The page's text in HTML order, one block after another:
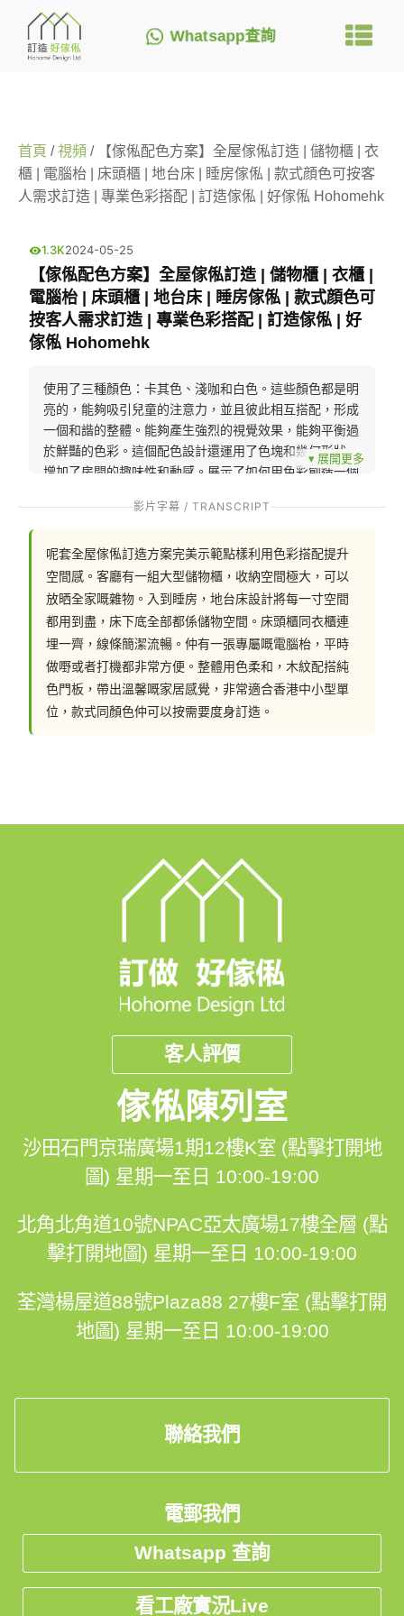
Whatsapp查詢
首頁 /視頻 / 【傢俬配色方案】全屋傢俬訂造 | 儲物櫃 | 衣
櫃 | 電腦枱 | 床頭櫃 | 地台床 | 睡房傢俬 | 款式顔色可按客
人需求訂造 | 專業色彩搭配 | 訂造傢俬 | 好傢俬 Hohomehk
1.3K2024-05-25
【傢俬配色方案】全屋傢俬訂造 | 儲物櫃 | 衣櫃 |
電腦枱 | 床頭櫃 | 地台床 | 睡房傢俬 | 款式顔色可
按客人需求訂造 | 專業色彩搭配 | 訂造傢俬 | 好
傢俬 Hohomehk
使用了三種顏色：卡其色、淺咖和白色。這些顏色都是明
亮的，能夠吸引兒童的注意力，並且彼此相互搭配，形成
一個和諧的整體。能夠產生強烈的視覺效果，能夠平衡過
於鮮豔的色彩。這個配色設計還運用了色塊和幾何形狀，
增加了房間的趣味性和動感。展示了如何用色彩創造一個
傢俬配色的重要性在室內設計中不可忽視。適當的傢俬配
色可以營造出和諧、舒適、有個性的空間氛圍。配色可以
通過搭配不同顏色和材質的傢俬，來增加空間的視覺效果
和層次感。傢俬的配色還可以與整體空間的風格和主題相
統一，使整個室內設計更加完整和有統一感。此外，配色
閒的區域可以使用柔和和舒緩的色調，而工作區域則可以
使用更加活潑和鮮明的色彩。總的來說，傢俬配色對於打
有興趣可以上官網了解或whatsapp查詢詳情
一鍵切換: https://bit.ly/3ui1FJ0
🖥️網站: https://hohomehk.com
Facebook: https://facebook.com/hohomehk
抖音：32224702493
分店：北角道10號亞太廣場17樓
影片字幕 / TRANSCRIPT
呢套全屋傢俬訂造方案完美示範點樣利用色彩搭配提升
空間感。客廳有一組大型儲物櫃，收納空間極大，可以
放晒全家嘅雜物。入到睡房，地台床設計將每一寸空間
都用到盡，床下底全部都係儲物空間。床頭櫃同衣櫃連
埋一齊，線條簡潔流暢。仲有一張專屬嘅電腦枱，平時
做嘢或者打機都非常方便。整體用色柔和，木紋配搭純
色門板，帶出溫馨嘅家居感覺，非常適合香港中小型單
位，款式同顏色仲可以按需要度身訂造。
客人評價
傢俬陳列室
沙田石門京瑞廣場1期12樓K室 (點擊打開地
圖) 星期一至日 10:00-19:00
北角北角道10號NPAC亞太廣場17樓全層 (點
擊打開地圖) 星期一至日 10:00-19:00
荃灣楊屋道88號Plaza88 27樓F室 (點擊打開
地圖) 星期一至日 10:00-19:00
聯絡我們
電郵我們
Whatsapp 查詢
看工廠實況Live